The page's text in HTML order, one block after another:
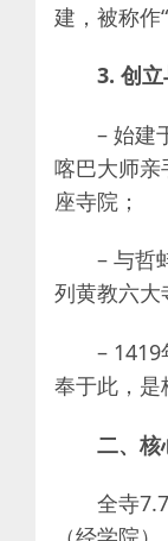
建，被称作
3. 创
– 始建
喀巴大师亲
座寺院；
– 与哲
列黄教六大
–
奉于此，是
二、核
全寺